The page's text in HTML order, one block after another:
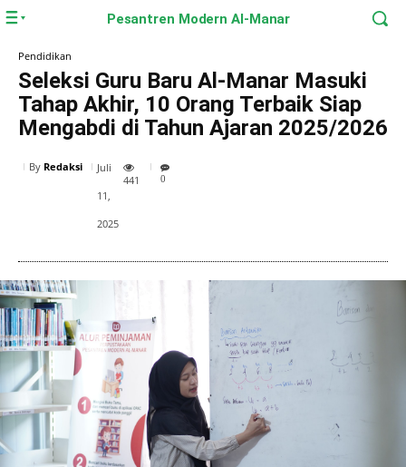
Pesantren Modern Al-Manar
Pendidikan
Seleksi Guru Baru Al-Manar Masuki
Tahap Akhir, 10 Orang Terbaik Siap
Mengabdi di Tahun Ajaran 2025/2026
By Redaksi Juli
11,
2025
441 0